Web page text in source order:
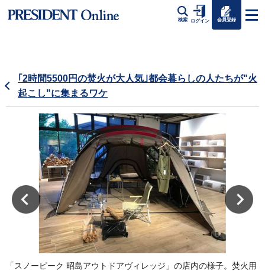
検索 ログイン 会員登録
｢2時間5500円の焚火が大人気｣都会暮らしの人たちが"火
起こし"に集まるワケ
「スノーピーク 昭島アウトドアヴィレッジ」の店内の様子。焚火用